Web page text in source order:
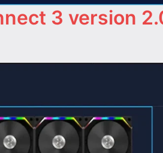
3 version